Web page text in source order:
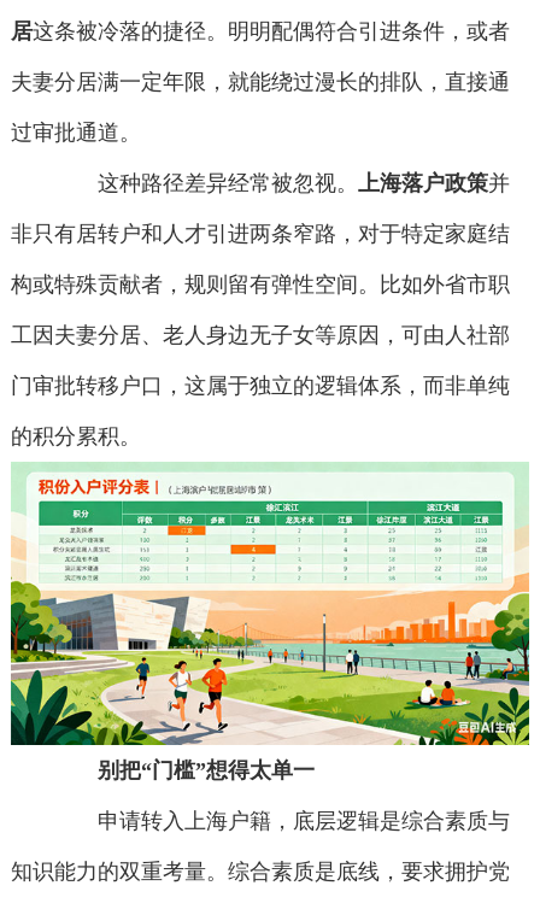
居这条被冷落的捷径。明明配偶符合引进条件，或者
夫妻分居满一定年限，就能绕过漫长的排队，直接通
过审批通道。
这种路径差异经常被忽视。上海落户政策并
非只有居转户和人才引进两条窄路，对于特定家庭结
构或特殊贡献者，规则留有弹性空间。比如外省市职
工因夫妻分居、老人身边无子女等原因，可由人社部
门审批转移户口，这属于独立的逻辑体系，而非单纯
的积分累积。
别把“门槛”想得太单一
申请转入上海户籍，底层逻辑是综合素质与
知识能力的双重考量。综合素质是底线，要求拥护党